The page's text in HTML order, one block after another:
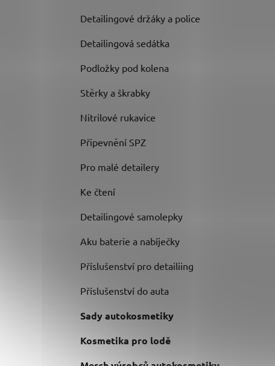
Detailingové držáky a police
Detailingová sedátka
Podložky pod kolena
Stěrky a škrabky
Nitrilové rukavice
Připevnění SPZ
Pro malé detailery
Ke čtení
Detailingové samolepky
Aku baterie a nabíječky
Příslušenství pro detailiing
Příslušenství do auta
Sady autokosmetiky
Kosmetika pro lodě